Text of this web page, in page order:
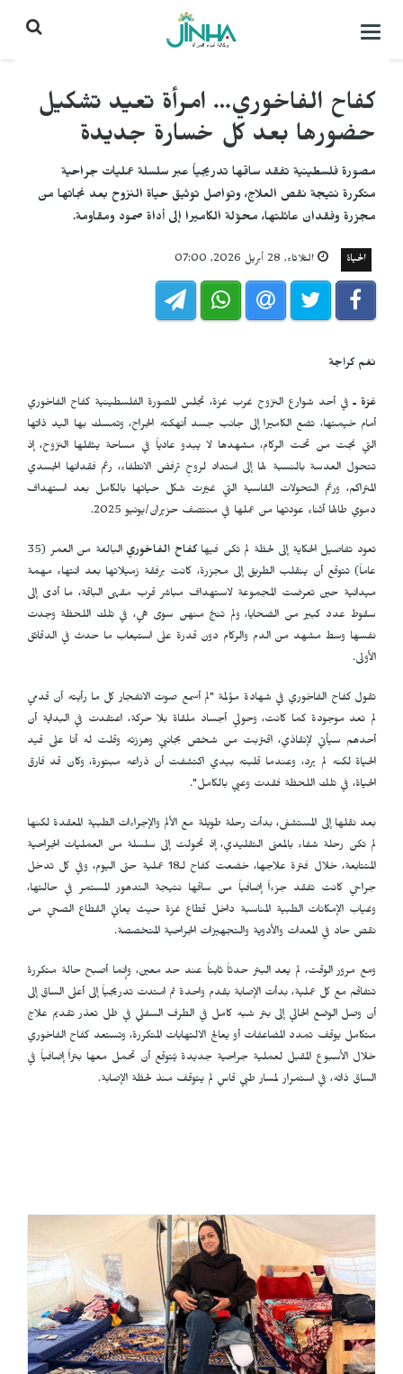
التحكم
كفاح الفاخوري… امرأة تعيد تشكيل
حضورها بعد كل خسارة جديدة
مصورة فلسطينية تفقد ساقها تدريجياً عبر سلسلة عمليات جراحية
متكررة نتيجة نقص العلاج، وتواصل توثيق حياة النزوح بعد نجاتها من
مجزرة وفقدان عائلتها، محوّلة الكاميرا إلى أداة صمود ومقاومة.
الحياة الثلاثاء, 28 أبريل 2026, 07:00
نغم كراجة
غزة ـ في أحد شوارع النزوح غرب غزة، تجلس المصورة الفلسطينية كفاح الفاخوري
أمام خيمتها، تضع الكاميرا إلى جانب جسد أنهكته الجراح، وتمسك بها اليد ذاتها
التي نجت من تحت الركام، مشهدها لا يبدو عادياً في مساحة يثقلها النزوح، إذ
تتحول العدسة بالنسبة لها إلى امتداد لروحٍ ترفض الانطفاء، رغم فقدانها الجسدي
المتراكم، ورغم التحولات القاسية التي غيّرت شكل حياتها بالكامل بعد استهداف
دموي طالها أثناء عودتها من عملها في منتصف حزيران/يونيو 2025.
تعود تفاصيل الحكاية إلى لحظة لم تكن فيها كفاح الفاخوري
البالغة من العمر (35
عاماً) تتوقع أن ينقلب الطريق إلى مجزرة، كانت برفقة زميلاتها بعد انتهاء مهمة
ميدانية حين تعرضت المجموعة لاستهداف مباشر قرب مقهى الباقة، ما أدى إلى
سقوط عدد كبير من الضحايا، ولم تنجُ منهن سوى هي، في تلك اللحظة وجدت
نفسها وسط مشهد من الدم والركام دون قدرة على استيعاب ما حدث في الدقائق
الأولى.
تقول كفاح الفاخوري في شهادة مؤلمة "لم أسمع صوت الانفجار كل ما رأيته أن قدمي
لم تعد موجودة كما كانت، وحولي أجساد ملقاة بلا حركة، اعتقدت في البداية أن
أحدهم سيأتي لإنقاذي، اقتربت من شخص بجانبي وهززته وقلت له أنا على قيد
الحياة لكنه لم يرد، وعندما قلبته بيدي اكتشفت أن ذراعه مبتورة، وكان قد فارق
الحياة، في تلك اللحظة فقدت وعيي بالكامل".
بعد نقلها إلى المستشفى، بدأت رحلة طويلة مع الألم والإجراءات الطبية المعقدة لكنها
لم تكن رحلة شفاء بالمعنى التقليدي، إذ تحولت إلى سلسلة من العمليات الجراحية
المتتابعة، خلال فترة علاجها، خضعت كفاح لـ18 عملية حتى اليوم، وفي كل تدخل
جراحي كانت تفقد جزءاً إضافياً من ساقها نتيجة التدهور المستمر في حالتها،
وغياب الإمكانات الطبية المناسبة داخل قطاع غزة حيث يعاني القطاع الصحي من
نقص حاد في المعدات والأدوية والتجهيزات الجراحية المتخصصة.
ومع مرور الوقت، لم يعد البتر حدثاً ثابتاً عند حد معين، وإنما أصبح حالة متكررة
تتفاقم مع كل عملية، بدأت الإصابة بقدم واحدة ثم امتدت تدريجياً إلى أعلى الساق إلى
أن وصل الوضع الحالي إلى بتر شبه كامل في الطرف السفلي في ظل تعذر تقديم علاج
متكامل يوقف تمدد المضاعفات أو يعالج الالتهابات المتكررة، وتستعد كفاح الفاخوري
خلال الأسبوع المقبل لعملية جراحية جديدة يُتوقع أن تحمل معها بتراً إضافياً في
الساق ذاته، في استمرار لمسار طبي قاسٍ لم يتوقف منذ لحظة الإصابة.